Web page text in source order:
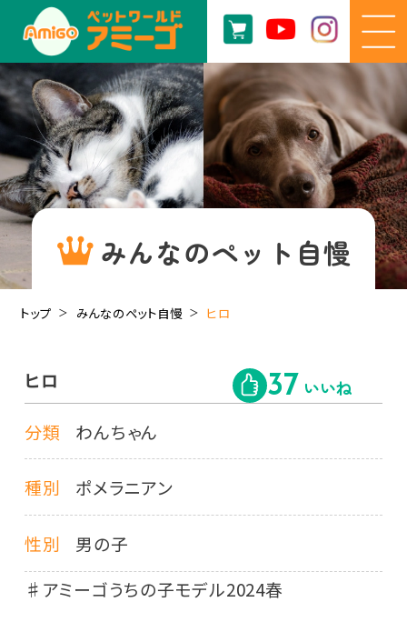
みんなのペット自慢
トップ みんなのペット自慢 ヒロ
ヒロ 37 いいね
分類 わんちゃん
種別 ポメラニアン
性別
男の子
♯アミーゴうちの子モデル2024春